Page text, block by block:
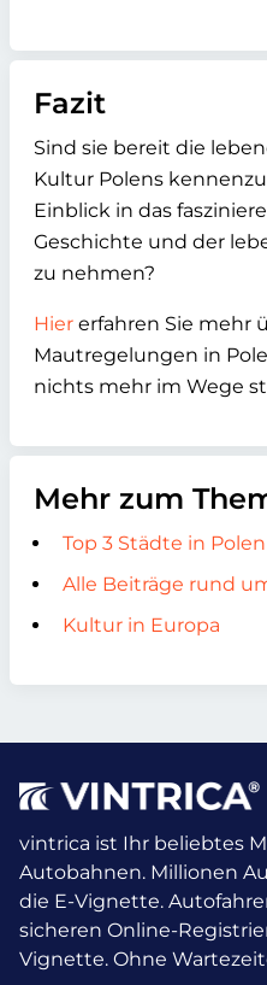
Fazit
Sind sie bereit die
Kultur Polens
Einblick in das
Geschichte und der
zu nehmen?
Hier erfahren Sie mehr
Mautregelungen in
nichts mehr im Wege
Mehr zum
Top 3 Städte in Polen
Alle Beiträge rund
Kultur in Europa
vintrica ist Ihr beliebtes
Autobahnen. Millionen
die E-Vignette.
sicheren Online-
Vignette. Ohne